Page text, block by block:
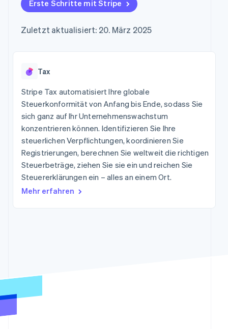
Zugriff auf mehr als
Terminal
Optimierung der
Autorisierungsraten
Link
Beschleunigter
Bezahlvorgang
Financial
Connections
Verbundene
Finanzdaten
Data Pipeline
Datensynchronisierung
Mehr
Product roadmap
Identity
Geldmanagement
SaaS
KI-Unternehmen
Creator Economy
Gaming
Bewirtung, Reisen und
Freizeit
Versicherungen
Medien und
Unterhaltung
Gemeinnützige
Organisationen
Fachdienstleistungen
Öffentlicher Sektor
Marktplatz auf
Abonnementverwaltung
nutzungsbasierte
geht´s
Bereitstellung und
Verwaltung von
Diensten mit Agenten
Ressourcen
App-Integrationen
Code-Beispiele
API-Status
Produkt-Roadmap
Karriere
Stripe Press
Kontakt
Sales-Team
kontaktieren
Partner werden
Erste Schritte mit Stripe
Zuletzt aktualisiert: 20. März 2025
Tax
Stripe Tax automatisiert Ihre globale
Steuerkonformität von Anfang bis Ende, sodass Sie
sich ganz auf Ihr Unternehmenswachstum
konzentrieren können. Identifizieren Sie Ihre
steuerlichen Verpflichtungen, koordinieren Sie
Registrierungen, berechnen Sie weltweit die richtigen
Steuerbeträge, ziehen Sie sie ein und reichen Sie
Steuererklärungen ein – alles an einem Ort.
Mehr erfahren